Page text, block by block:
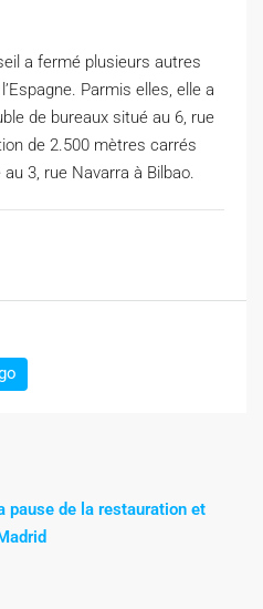
a fermé plusieurs autres
Parmis elles, elle a
de bureaux situé au 6, rue
de 2.500 mètres carrés
3, rue Navarra à Bilbao.
pause de la restauration et